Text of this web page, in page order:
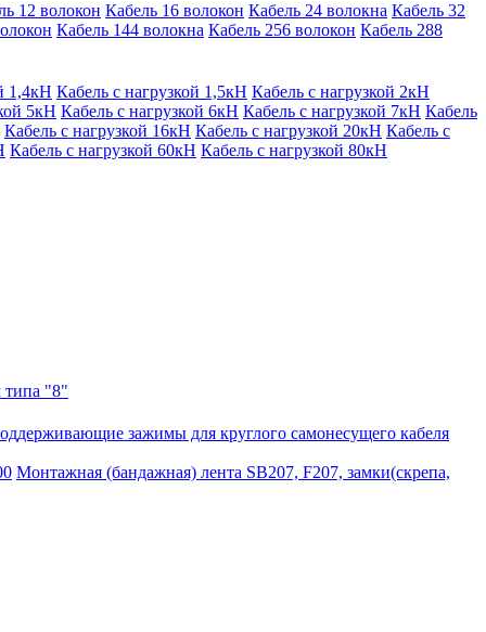
12 волокон Кабель 16 волокон Кабель 24 волокна Кабель 32
Кабель 144 волокна Кабель 256 волокон Кабель 288
1,4кН Кабель с нагрузкой 1,5кН Кабель с нагрузкой 2кН
5кН Кабель с нагрузкой 6кН Кабель с нагрузкой 7кН Кабель
Кабель с нагрузкой 16кН Кабель с нагрузкой 20кН Кабель с
Кабель с нагрузкой 60кН Кабель с нагрузкой 80кН
типа "8"
зажимы для круглого самонесущего кабеля
Монтажная (бандажная) лента SB207, F207, замки(скрепа,